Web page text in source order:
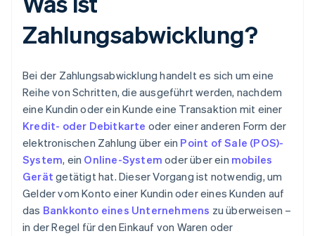
Zahlungsabwicklung?
Bei der Zahlungsabwicklung handelt es sich um eine
Reihe von Schritten, die ausgeführt werden, nachdem
eine Kundin oder ein Kunde eine Transaktion mit einer
Kredit- oder Debitkarte oder einer anderen Form der
elektronischen Zahlung über ein Point of Sale (POS)-
System, ein Online-System oder über ein mobiles
Gerät getätigt hat. Dieser Vorgang ist notwendig, um
Gelder vom Konto einer Kundin oder eines Kunden auf
das Bankkonto eines Unternehmens zu überweisen –
in der Regel für den Einkauf von Waren oder